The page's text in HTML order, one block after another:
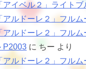
イベル２」ライト
ルドーレ２」フル
ルドーレ２」フル
P2003 に ちー より
ルドーレ２」フル